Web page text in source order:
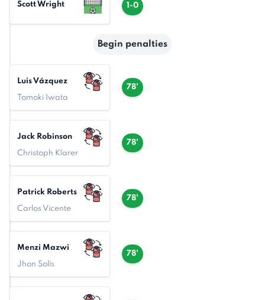
1-0
Scott Wright
Begin penalties
78'
Luis Vázquez
Tomoki Iwata
78'
Jack Robinson
Christoph Klarer
78'
Patrick Roberts
Carlos Vicente
78'
Menzi Mazwi
Jhon Solís